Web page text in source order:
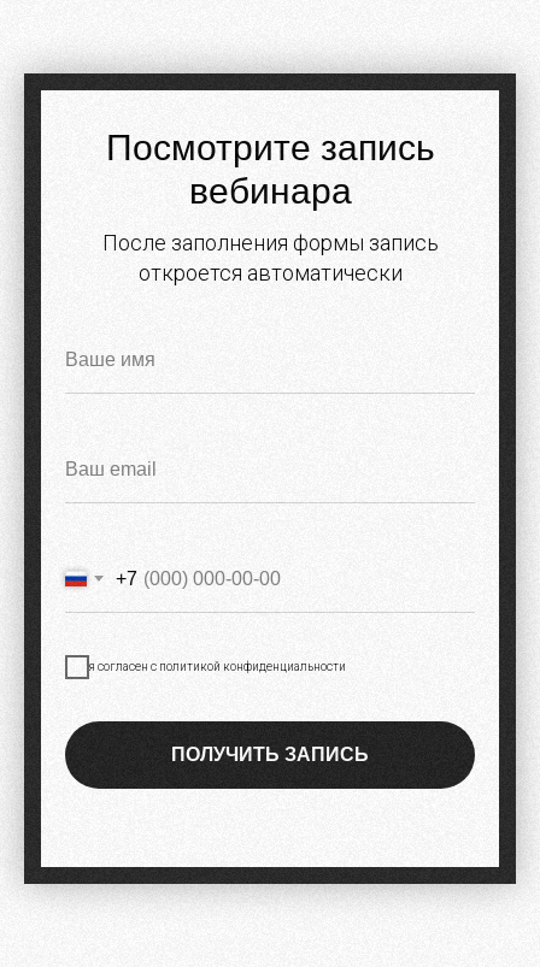
Посмотрите запись
вебинара
После заполнения формы запись
откроется автоматически
+7
я согласен с политикой конфиденциальности
ПОЛУЧИТЬ ЗАПИСЬ